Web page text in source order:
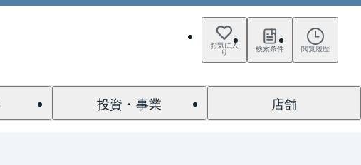
お気に入
り 検索条件 閲覧履歴
投資・事業 店舗